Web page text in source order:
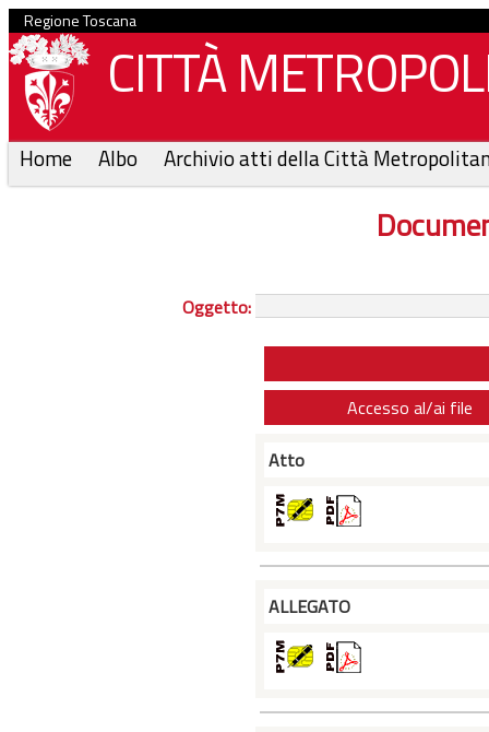
Regione Toscana
CITTÀ
Home Albo Archivio atti della Città
Oggetto:
Accesso al/ai file
Atto
ALLEGATO